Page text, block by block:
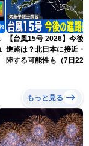
【台風15号 2026】今後
進路は？北日本に接近・
陸する可能性も（7日22
もっと見る